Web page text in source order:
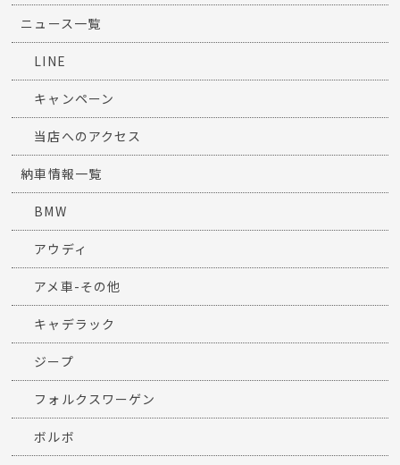
ニュース一覧
LINE
キャンペーン
当店へのアクセス
納車情報一覧
BMW
アウディ
アメ車-その他
キャデラック
ジープ
フォルクスワーゲン
ボルボ